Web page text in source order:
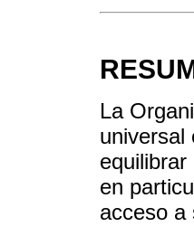
La
universal
en
acceso a